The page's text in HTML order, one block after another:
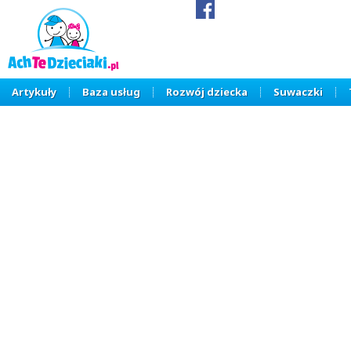
Artykuły Baza usług Rozwój dziecka Suwaczki